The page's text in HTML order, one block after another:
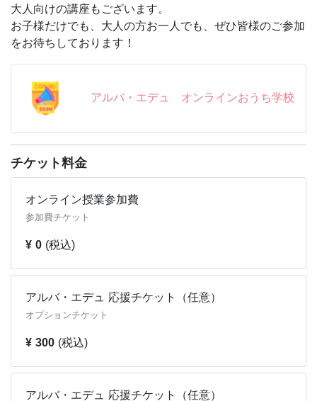
【保護者の方へ】
・保護者の方もご参加いただき、お子様をサポートしてい
ただいて構いません。
その他、よくあるご質問はこちらにまとめてあります。
https://www.alba-
edu.org/onlineouchigakko/onlineouchigakkou-faq-for-
listners/
【授業風景の撮影について】
授業終了後にスクリーンショットを撮影し、広報等、社団
活動に活用させていただいております。
お声がけいたしますので、お顔出しNGの方は撮影の時に
お顔を隠していただきましたり
うしあげます。
大人向けの講座もございます。
お子様だけでも、大人の方お一人でも、ぜひ皆様のご参加
をお待ちしております！
アルバ・エデュ オンラインおうち学校
チケット料金
オンライン授業参加費
参加費チケット
¥ 0 (税込)
アルバ・エデュ 応援チケット（任意）
オプションチケット
¥ 300 (税込)
アルバ・エデュ 応援チケット（任意）